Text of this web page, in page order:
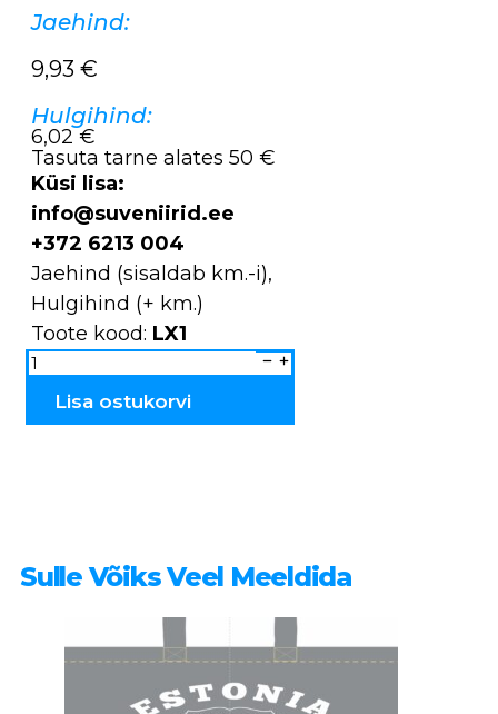
Jaehind:
9,93 €
Hulgihind:
6,02 €
Tasuta tarne alates 50 €
Küsi lisa:
info@suveniirid.ee
+372 6213 004
Jaehind (sisaldab km.-i),
Hulgihind (+ km.)
Toote kood: LX1
Küünlajalad
LX1
kogus
Lisa ostukorvi
Sulle Võiks Veel Meeldida